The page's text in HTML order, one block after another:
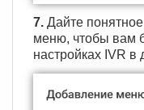
7. Дайте
меню, чтобы вам
настройках IVR